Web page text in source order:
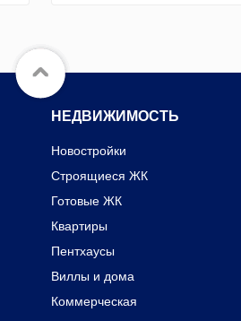
НЕДВИЖИМОСТЬ
Новостройки
Строящиеся ЖК
Готовые ЖК
Квартиры
Пентхаусы
Виллы и дома
Коммерческая